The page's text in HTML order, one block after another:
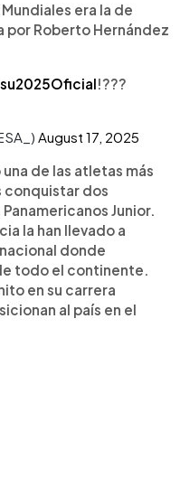
era la de
por Roberto Hernández
!???
August 17, 2025
de las atletas más
conquistar dos
Junior.
la han llevado a
donde
todo el continente.
en su carrera
al país en el